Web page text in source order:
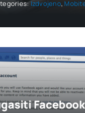
Izdvojeno,